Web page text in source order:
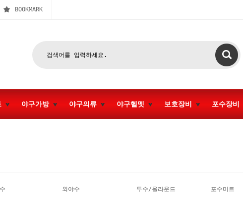
BOOKMARK
야구가방 야구의류 야구헬멧 보호장비 포수장비
외야수 투수/올라운드 포수미트